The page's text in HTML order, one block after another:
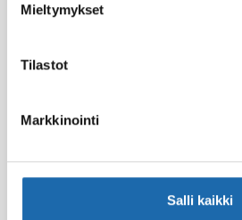
Mieltymykset
Tilastot
Markkinointi
Salli kaikki
Softcare Paljupesu